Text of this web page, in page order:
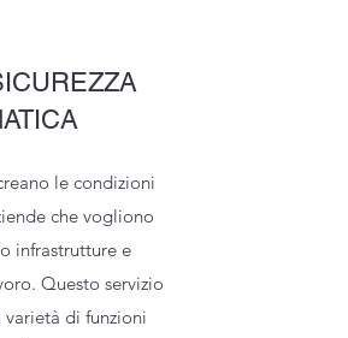
le condizioni
che vogliono
infrastrutture e
Questo servizio
di funzioni